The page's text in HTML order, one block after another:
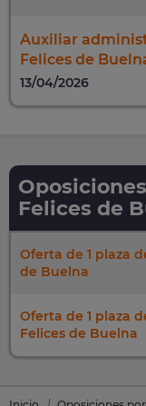
Auxiliar
Felices de
13/04/2026
Felices de
Oferta de 1 plaza
de Buelna
Oferta de 1 plaza
Felices de Buelna